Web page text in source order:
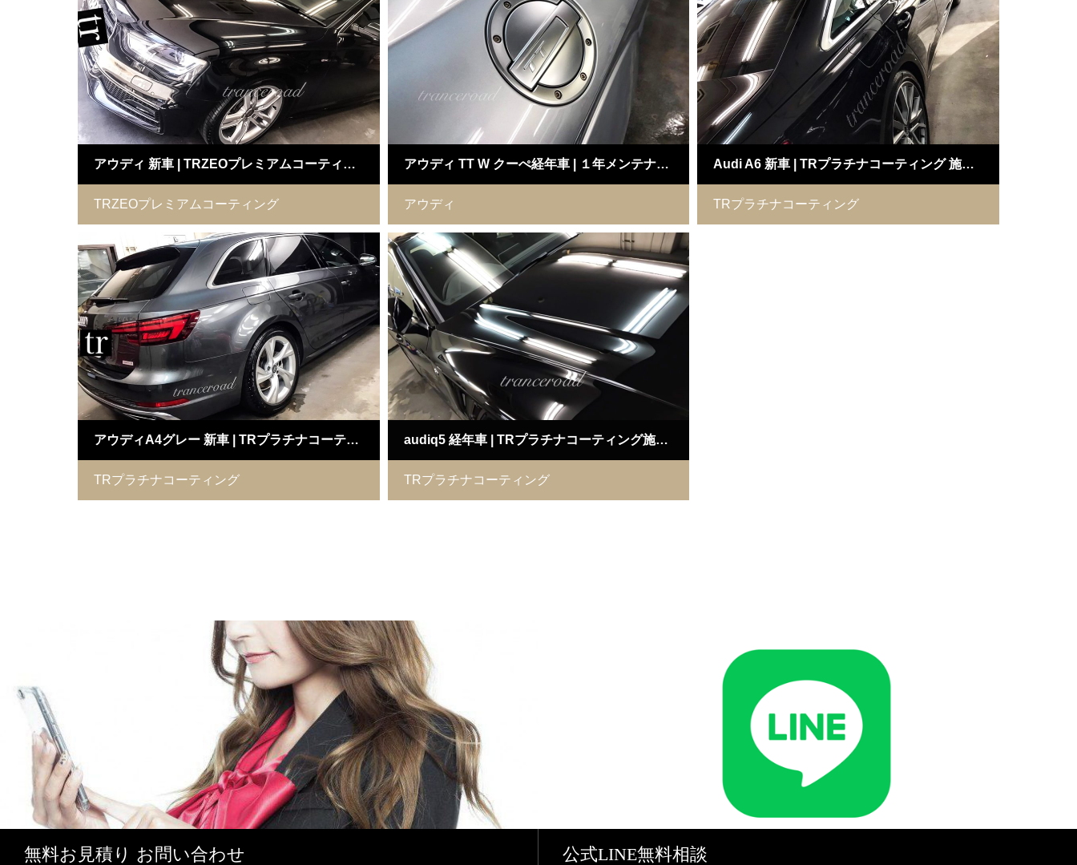
アウディ 新車 | TRZEOプレミアムコーティング 施工例
TRZEOプレミアムコーティング
アウディ TT W クーぺ経年車 | １年メンテナンスTRダイアモンドコーティング 施工例
アウディ
Audi A6 新車 | TRプラチナコーティング 施工例
TRプラチナコーティング
アウディA4グレー 新車 | TRプラチナコーティング施工例
TRプラチナコーティング
audiq5 経年車 | TRプラチナコーティング施工例
TRプラチナコーティング
無料お見積り お問い合わせ 公式LINE無料相談